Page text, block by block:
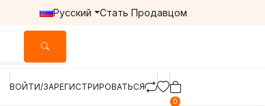
Русский Стать Продавцом
ВОЙТИ/ЗАРЕГИСТРИРОВАТЬСЯ
0